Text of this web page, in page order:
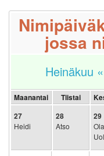
jossa
Heinäkuu «
Maanantai Tiistai
27
Heidi
28
Atso
29